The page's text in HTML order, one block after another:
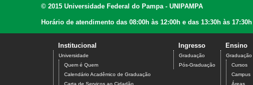
© 2015 Universidade Federal do Pampa - UNIPAMPA
Horário de atendimento das 08:00h às 12:00h e das 13:30h às 17:30h
Institucional
Universidade
Quem é Quem
Calendário Acadêmico de Graduação
Carta de Serviços ao Cidadão
Ingresso
Graduação
Pós-Graduação
Ensino
Graduação
Cursos
Campus
Áreas